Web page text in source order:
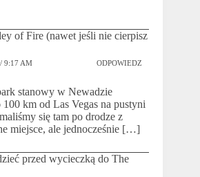
of Fire (nawet jeśli nie cierpisz
9:17 AM ODPOWIEDZ
stanowy w Newadzie
100 km od Las Vegas na pustyni
się tam po drodze z
miejsce, ale jednocześnie […]
przed wycieczką do The